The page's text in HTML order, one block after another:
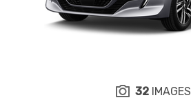
32 IMAGES